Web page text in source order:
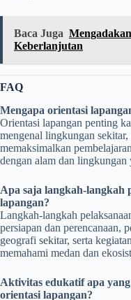
Baca Juga
Keberlanjutan
FAQ
Mengapa orientasi
Orientasi lapangan penting
mengenal lingkungan
memaksimalkan
dengan alam dan lingkungan
Apa saja langkah-langkah
lapangan?
Langkah-langkah
persiapan dan perencanaan,
geografi sekitar, serta
memahami medan dan
Aktivitas edukatif apa
orientasi lapangan?